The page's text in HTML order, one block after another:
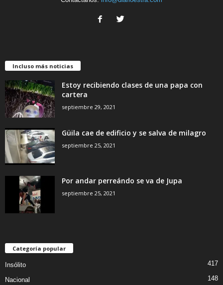
Incluso más noticias
Estoy recibiendo clases de una papa con
cartera
septiembre 29, 2021
Güila cae de edificio y se salva de milagro
septiembre 25, 2021
Por andar perreándo se va de Jupa
septiembre 25, 2021
Categoría popular
Insólito 417
Nacional 148